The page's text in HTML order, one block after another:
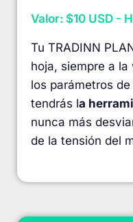
Valor: $10 USD -
Tu TRADINN
hoja, siempre a
los parámetros
tendrás la
nunca más
de la tensión del